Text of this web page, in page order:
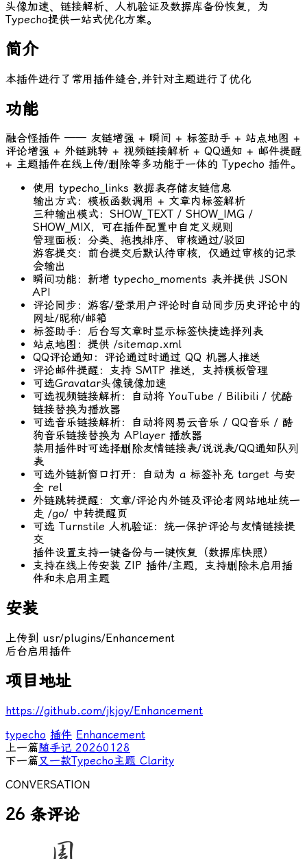
头像加速、链接解析、人机验证及数据库备份恢复，为
Typecho提供一站式优化方案。
简介
本插件进行了常用插件缝合,并针对主题进行了优化
功能
融合怪插件 —— 友链增强 + 瞬间 + 标签助手 + 站点地图 +
评论增强 + 外链跳转 + 视频链接解析 + QQ通知 + 邮件提醒
+ 主题插件在线上传/删除等多功能于一体的 Typecho 插件。
使用 typecho_links 数据表存储友链信息
输出方式：模板函数调用 + 文章内标签解析
三种输出模式：SHOW_TEXT / SHOW_IMG /
SHOW_MIX，可在插件配置中自定义规则
管理面板：分类、拖拽排序、审核通过/驳回
游客提交：前台提交后默认待审核，仅通过审核的记录
会输出
瞬间功能：新增 typecho_moments 表并提供 JSON
API
评论同步：游客/登录用户评论时自动同步历史评论中的
网址/昵称/邮箱
标签助手：后台写文章时显示标签快捷选择列表
站点地图：提供 /sitemap.xml
QQ评论通知：评论通过时通过 QQ 机器人推送
评论邮件提醒：支持 SMTP 推送，支持模板管理
可选Gravatar头像镜像加速
可选视频链接解析：自动将 YouTube / Bilibili / 优酷
链接替换为播放器
可选音乐链接解析：自动将网易云音乐 / QQ音乐 / 酷
狗音乐链接替换为 APlayer 播放器
禁用插件时可选择删除友情链接表/说说表/QQ通知队列
表
可选外链新窗口打开：自动为 a 标签补充 target 与安
全 rel
外链跳转提醒：文章/评论内外链及评论者网站地址统一
走 /go/ 中转提醒页
可选 Turnstile 人机验证：统一保护评论与友情链接提
交
插件设置支持一键备份与一键恢复（数据库快照）
支持在线上传安装 ZIP 插件/主题，支持删除未启用插
件和未启用主题
安装
上传到 usr/plugins/Enhancement
后台启用插件
项目地址
https://github.com/jkjoy/Enhancement
typecho 插件 Enhancement
上一篇随手记 20260128
下一篇又一款Typecho主题 Clarity
CONVERSATION
26 条评论